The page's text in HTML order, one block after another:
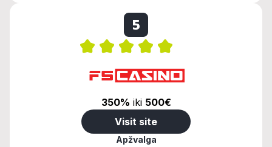
5
350% iki 500€
Visit site
Apžvalga